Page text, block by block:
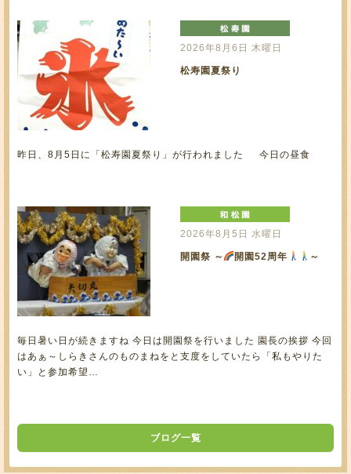
2026年8月6日 木曜日
松寿園夏祭り
昨日、8月5日に「松寿園夏祭り」が行われました 今日の昼食
2026年8月5日 水曜日
開園祭 ～ 開園52周年 ～
毎日暑い日が続きますね 今日は開園祭を行いました 園長の挨拶 今回
はあぁ～しらきさんのものまねをと支度をしていたら「私もやりた
い」と参加希望…
ブログ一覧